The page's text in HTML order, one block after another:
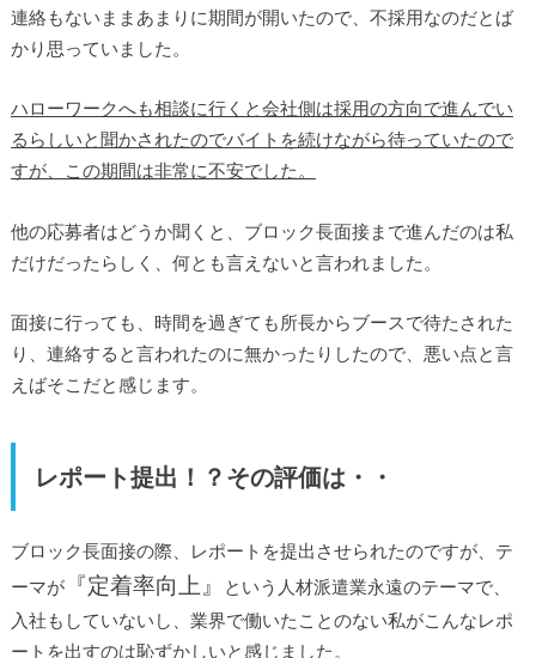
連絡もないままあまりに期間が開いたので、不採用なのだとば
かり思っていました。
ハローワークへも相談に行くと会社側は採用の方向で進んでい
るらしいと聞かされたのでバイトを続けながら待っていたので
すが、この期間は非常に不安でした。
他の応募者はどうか聞くと、ブロック長面接まで進んだのは私
だけだったらしく、何とも言えないと言われました。
面接に行っても、時間を過ぎても所長からブースで待たされた
り、連絡すると言われたのに無かったりしたので、悪い点と言
えばそこだと感じます。
レポート提出！？その評価は・・
ブロック長面接の際、レポートを提出させられたのですが、テ
ーマが『定着率向上』
という人材派遣業永遠のテーマで、
入社もしていないし、業界で働いたことのない私がこんなレポ
ートを出すのは恥ずかしいと感じました。